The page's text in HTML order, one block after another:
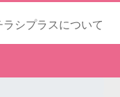
ラシプラスについて